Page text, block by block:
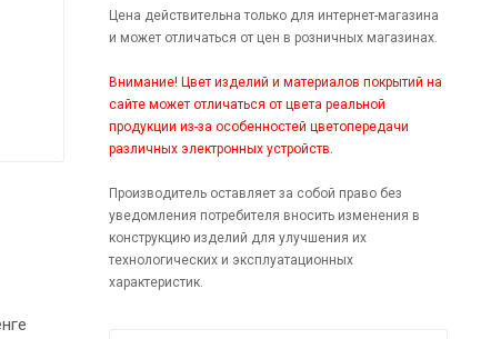
Цена действительна только для интернет-магазина
и может отличаться от цен в розничных магазинах.
Внимание! Цвет изделий и материалов покрытий на
сайте может отличаться от цвета реальной
продукции из-за особенностей цветопередачи
различных электронных устройств.
Производитель оставляет за собой право без
уведомления потребителя вносить изменения в
конструкцию изделий для улучшения их
технологических и эксплуатационных
характеристик.